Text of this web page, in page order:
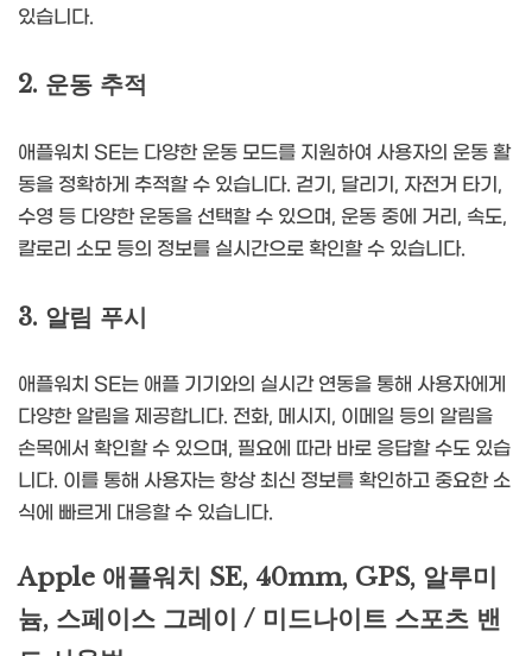
있습니다.
2. 운동 추적
애플워치 SE는 다양한 운동 모드를 지원하여 사용자의 운동 활
동을 정확하게 추적할 수 있습니다. 걷기, 달리기, 자전거 타기,
수영 등 다양한 운동을 선택할 수 있으며, 운동 중에 거리, 속도,
칼로리 소모 등의 정보를 실시간으로 확인할 수 있습니다.
3. 알림 푸시
애플워치 SE는 애플 기기와의 실시간 연동을 통해 사용자에게
다양한 알림을 제공합니다. 전화, 메시지, 이메일 등의 알림을
손목에서 확인할 수 있으며, 필요에 따라 바로 응답할 수도 있습
니다. 이를 통해 사용자는 항상 최신 정보를 확인하고 중요한 소
식에 빠르게 대응할 수 있습니다.
Apple 애플워치 SE, 40mm, GPS, 알루미
늄, 스페이스 그레이 / 미드나이트 스포츠 밴